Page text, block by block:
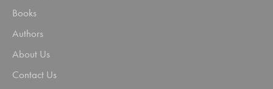
Books
Authors
About Us
Contact Us